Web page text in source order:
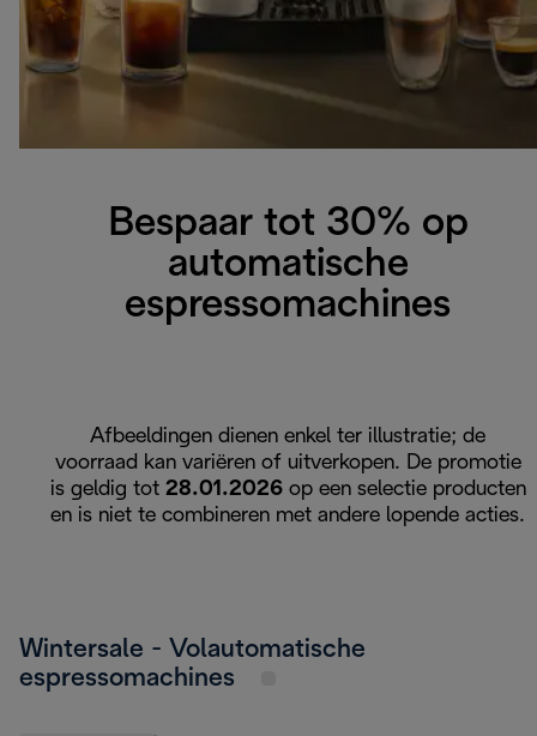
Bespaar tot 30% op
automatische
espressomachines
Afbeeldingen dienen enkel ter illustratie; de
voorraad kan variëren of uitverkopen. De promotie
is geldig tot 28.01.2026op een selectie producten
en is niet te combineren met andere lopende acties.
Wintersale - Volautomatische
espressomachines